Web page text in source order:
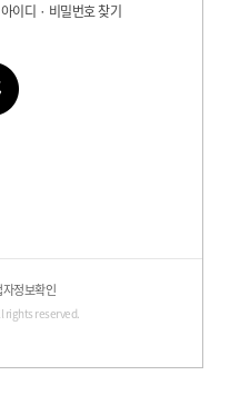
아이디 · 비밀번호 찾기
자정보확인
rights reserved.